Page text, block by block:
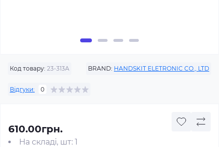
Код товару: 23-313A BRAND: HANDSKIT ELETRONIC CO., LTD
Відгуки: 0
610.00грн.
На складі, шт: 1